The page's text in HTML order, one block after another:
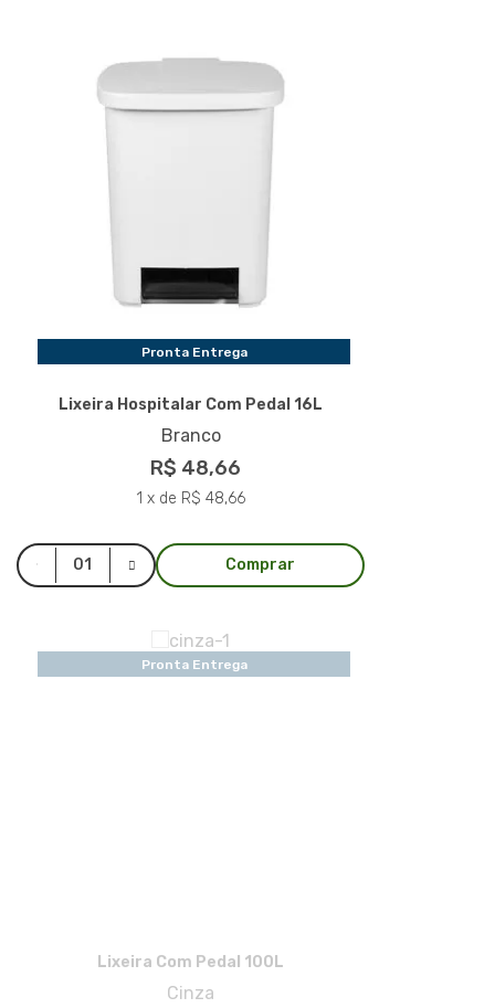
Pronta Entrega
Lixeira Hospitalar Com Pedal 16L
Branco
R$ 48,66
1 x de R$ 48,66
Comprar
Pronta Entrega
Lixeira Com Pedal 100L
Cinza